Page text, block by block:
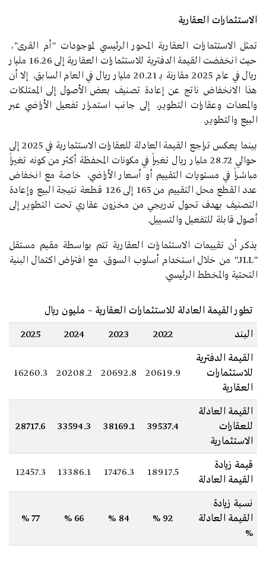
الاستثمارات العقارية
تمثل الاستثمارات العقارية المحور الرئيسي لموجودات "أم القرى"،
حيث انخفضت القيمة الدفترية للاستثمارات العقارية إلى 16.26 مليار
ريال في عام 2025 مقارنة بـ 20.21 مليار ريال في العام السابق، إلا أن
هذا الانخفاض ناتج عن إعادة تصنيف بعض الأصول إلى الممتلكات
والمعدات وعقارات التطوير، إلى جانب استمرار تفعيل الأراضي عبر
البيع والتطوير.
بينما يعكس تراجع القيمة العادلة للعقارات الاستثمارية في 2025 إلى
حوالي 28.72 مليار ريال تغيراً في مكونات المحفظة أكثر من كونه تغيراً
مباشراً في مستويات التقييم أو أسعار الأراضي، خاصة مع انخفاض
عدد القطع محل التقييم من 165 إلى 126 قطعة نتيجة البيع وإعادة
التصنيف بهدف تحول تدريجي من مخزون عقاري تحت التطوير إلى
أصول قابلة للتفعيل والتسييل.
يذكر أن تقييمات الاستثمارات العقارية تتم بواسطة مقيم مستقل
"
JLL" من خلال استخدام أسلوب السوق، مع افتراض اكتمال البنية
التحتية والمخطط الرئيسي.
تطور القيمة العادلة للاستثمارات العقارية – مليون ريال
البند
2022
2023
2024
2025
القيمة الدفترية
للاستثمارات
العقارية
20619.9
20692.8
20208.2
16260.3
القيمة العادلة
للعقارات
الاستثمارية
39537.4
38169.1
33594.3
28717.6
قيمة زيادة
القيمة العادلة
18917.5
17476.3
13386.1
12457.3
نسبة زيادة
القيمة العادلة
%
92
%
84
%
66
%
77
%